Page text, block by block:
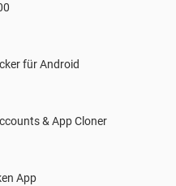
für Android
& App Cloner
App